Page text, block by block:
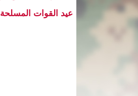
عيد القوات المسلحة